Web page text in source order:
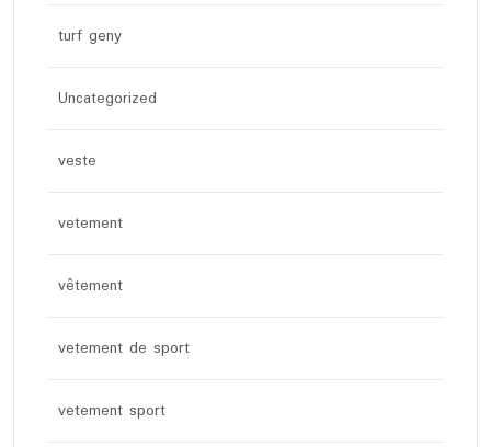
turf geny
Uncategorized
veste
vetement
vêtement
vetement de sport
vetement sport